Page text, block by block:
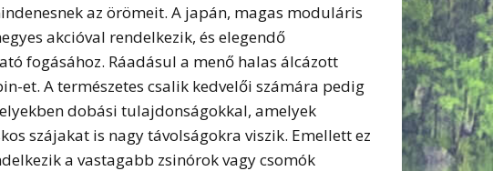
az örömeit. A japán, magas moduláris
akcióval rendelkezik, és elegendő
fogásához. Ráadásul a menő halas álcázott
et. A természetes csalik kedvelői számára pedig
dobási tulajdonságokkal, amelyek
szájakat is nagy távolságokra viszik. Emellett ez
a vastagabb zsinórok vagy csomók